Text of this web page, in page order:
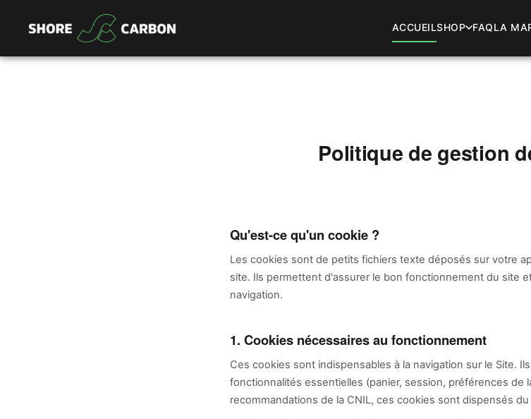
ACCUEILSHOP FAQLA
Politique de gestion
Qu'est-ce qu'un cookie ?
Les cookies sont de petits fichiers texte déposés sur votre
site. Ils permettent d'assurer le bon fonctionnement du site
navigation.
1. Cookies nécessaires au fonctionnement
Ces cookies sont indispensables à la navigation sur le Site.
fonctionnalités essentielles (panier, session, préférences de
recommandations de la CNIL, ces cookies sont dispensés